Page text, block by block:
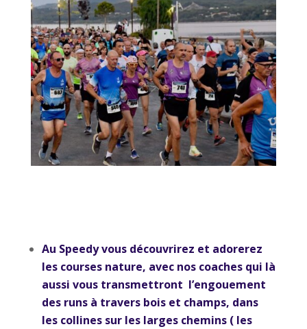
Au Speedy vousdécouvrirez et adorerez
les courses nature, avec nos coaches qui là
aussi vous transmettront l’engouement
des runs à travers bois et champs, dans
les collines sur les larges chemins ( les